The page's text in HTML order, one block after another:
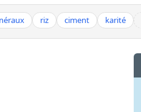
riz ciment karité